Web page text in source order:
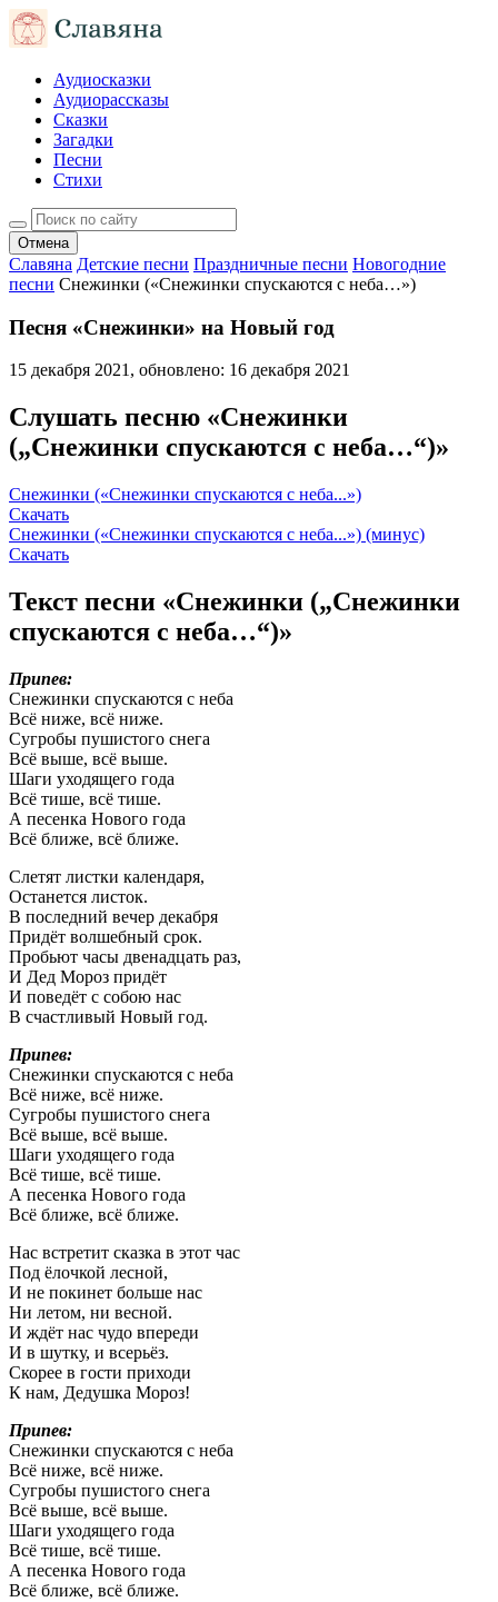
Аудиосказки
Аудиорассказы
Сказки
Загадки
Песни
Стихи
Отмена
Славяна Детские песни Праздничные песни Новогодние
песни Снежинки («Снежинки спускаются с неба…»)
Песня «Снежинки» на Новый год
15 декабря 2021, обновлено: 16 декабря 2021
Слушать песню «Снежинки
(„Снежинки спускаются с неба…“)»
Снежинки («Снежинки спускаются с неба...»)
Скачать
Снежинки («Снежинки спускаются с неба...») (минус)
Скачать
Текст песни «Снежинки („Снежинки
спускаются с неба…“)»
Припев:
Снежинки спускаются с неба
Всё ниже, всё ниже.
Сугробы пушистого снега
Всё выше, всё выше.
Шаги уходящего года
Всё тише, всё тише.
А песенка Нового года
Всё ближе, всё ближе.
Слетят листки календаря,
Останется листок.
В последний вечер декабря
Придёт волшебный срок.
Пробьют часы двенадцать раз,
И Дед Мороз придёт
И поведёт с собою нас
В счастливый Новый год.
Припев:
Снежинки спускаются с неба
Всё ниже, всё ниже.
Сугробы пушистого снега
Всё выше, всё выше.
Шаги уходящего года
Всё тише, всё тише.
А песенка Нового года
Всё ближе, всё ближе.
Нас встретит сказка в этот час
Под ёлочкой лесной,
И не покинет больше нас
Ни летом, ни весной.
И ждёт нас чудо впереди
И в шутку, и всерьёз.
Скорее в гости приходи
К нам, Дедушка Мороз!
Припев:
Снежинки спускаются с неба
Всё ниже, всё ниже.
Сугробы пушистого снега
Всё выше, всё выше.
Шаги уходящего года
Всё тише, всё тише.
А песенка Нового года
Всё ближе, всё ближе.